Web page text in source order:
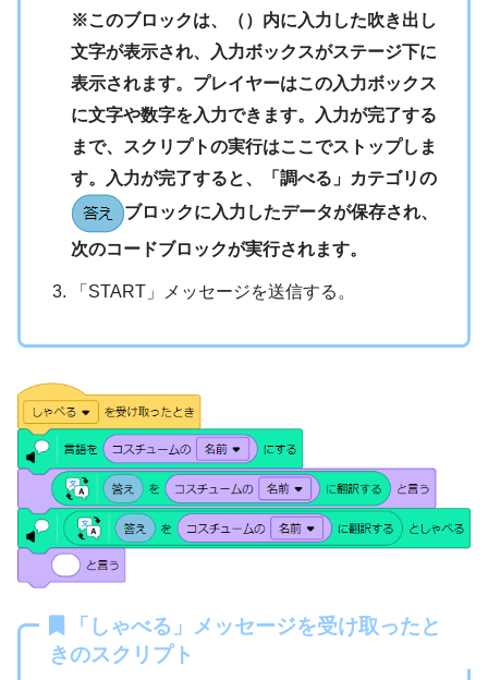
※このブロックは、（）内に入力した吹き出し
文字が表示され、入力ボックスがステージ下に
表示されます。プレイヤーはこの入力ボックス
に文字や数字を入力できます。入力が完了する
まで、スクリプトの実行はここでストップしま
す。入力が完了すると、「調べる」カテゴリの
ブロックに入力したデータが保存され、
次のコードブロックが実行されます。
「START」メッセージを送信する。
「しゃべる」メッセージを受け取ったと
きのスクリプト